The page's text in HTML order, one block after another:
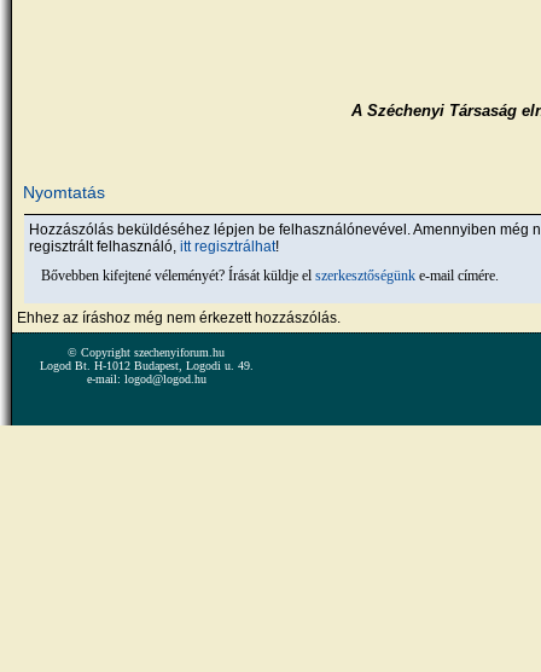
A Széchenyi Társaság
Nyomtatás
Hozzászólás beküldéséhez lépjen be felhasználónevével. Amennyiben még
regisztrált felhasználó,itt regisztrálhat!
Bővebben kifejtené véleményét? Írását küldje elszerkesztőségünk e-mail címére.
Ehhez az íráshoz még nem érkezett hozzászólás.
© Copyright szechenyiforum.hu
Logod Bt. H-1012 Budapest, Logodi u. 49.
e-mail: logod@logod.hu